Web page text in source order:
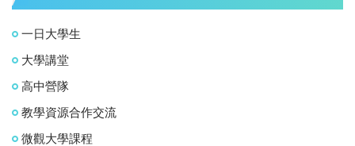
一日大學生
大學講堂
高中營隊
教學資源合作交流
微觀大學課程